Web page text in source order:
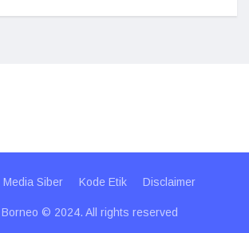
Media Siber Kode Etik Disclaimer
© 2024. All rights reserved